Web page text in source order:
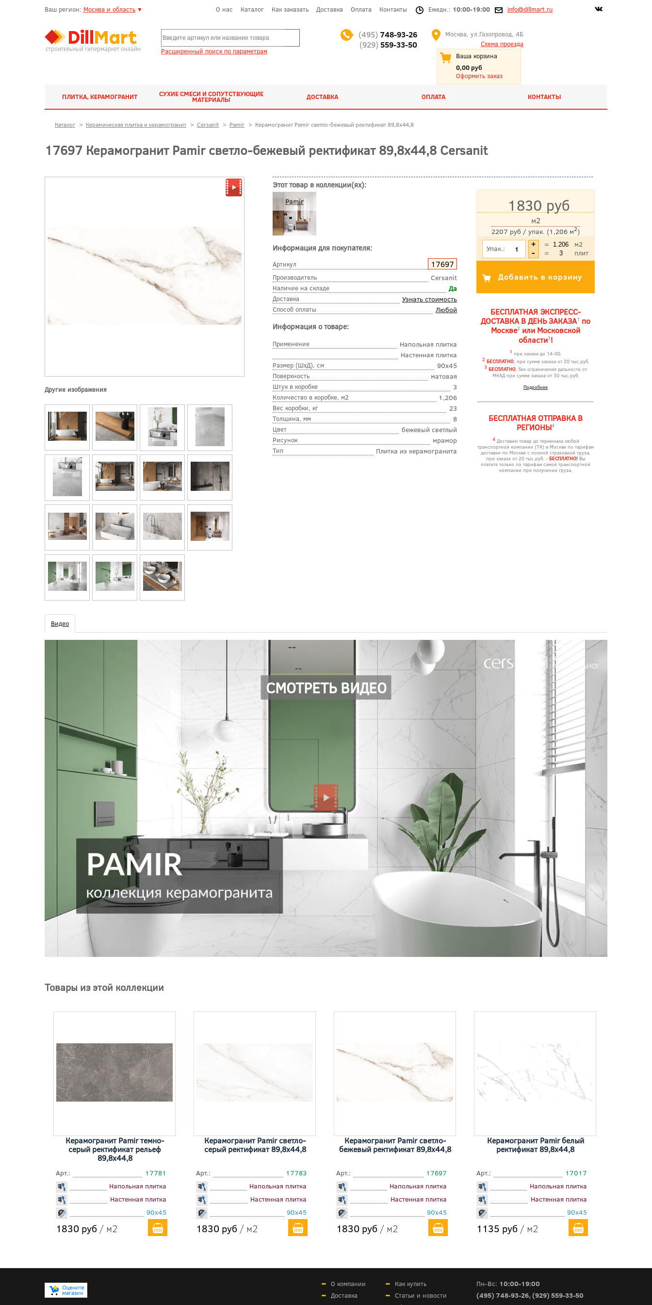
Ваш регион: Москва и область ▼ О нас Каталог Как заказать Доставка Оплата Контакты Ежедн.: 10:00-19:00 info@dillmart.ru
строительный гипермаркет онлайн Расширенный поиск по параметрам
(495) 748-93-26
(929) 559-33-50
Москва, ул.Газопровод, 4Б
Схема проезда
Ваша корзина
0,00 руб
Оформить заказ
ПЛИТКА, КЕРАМОГРАНИТ СУХИЕ СМЕСИ И СОПУТСТВУЮЩИЕ
МАТЕРИАЛЫ ДОСТАВКА ОПЛАТА КОНТАКТЫ
Каталог > Керамическая плитка и керамогранит > Cersanit > Pamir > Керамогранит Pamir светло-бежевый ректификат 89,8x44,8
17697 Керамогранит Pamir светло-бежевый ректификат 89,8x44,8 Cersanit
Другие изображения
Этот товар в коллекции(ях):
Pamir
Информация для покупателя:
Артикул 17697
Производитель Cersanit
Наличие на складе Да
Доставка Узнать стоимость
Способ оплаты Любой
Информация о товаре:
Применение
Напольная плитка
Настенная плитка
Размер (ШхД), см 90x45
Поверхность матовая
Штук в коробке 3
Количество в коробке, м2 1,206
Вес коробки, кг 23
Толщина, мм 8
Цвет бежевый светлый
Рисунок мрамор
Тип Плитка из керамогранита
1830 руб
2207 руб / упак. (1,206 м2)
м2
*Цена указана с учетом НДС
Упак.: =
м2
=
плит
БЕСПЛАТНАЯ ЭКСПРЕСС-
ДОСТАВКА В ДЕНЬ ЗАКАЗА1 по
Москве2 или Московской
области3!
1 при заказе до 14-00.
2 БЕСПЛАТНО, при сумме заказа от 20 тыс.руб.
3 БЕСПЛАТНО, без ограничения дальности от
МКАД при сумме заказа от 30 тыс.руб.
Подробнее
БЕСПЛАТНАЯ ОТПРАВКА В
РЕГИОНЫ4
4Доставим товар до терминала любой
транспортной компании (ТК) в Москве по тарифам
доставки по Москве с полной страховкой груза,
при заказе от 20 тыс.руб. - БЕСПЛАТНО!Вы
платите только по тарифам самой транспортной
компании при получении груза.
Видео
СМОТРЕТЬ ВИДЕО
Товары из этой коллекции
Керамогранит Pamir темно-
серый ректификат рельеф
89,8x44,8
Арт.:
17781
Напольная плитка
Настенная плитка
90x45
1830 руб / м2
Керамогранит Pamir светло-
серый ректификат 89,8x44,8
Арт.:
17783
Напольная плитка
Настенная плитка
90x45
1830 руб / м2
Керамогранит Pamir светло-
бежевый ректификат 89,8x44,8
Арт.:
17697
Напольная плитка
Настенная плитка
90x45
1830 руб / м2
Керамогранит Pamir белый
ректификат 89,8x44,8
Арт.:
17017
Напольная плитка
Настенная плитка
90x45
1135 руб / м2
О компании
Как купить
Доставка
Статьи и новости
Пн-Вс: 10:00-19:00
(495) 748-93-26, (929) 559-33-50